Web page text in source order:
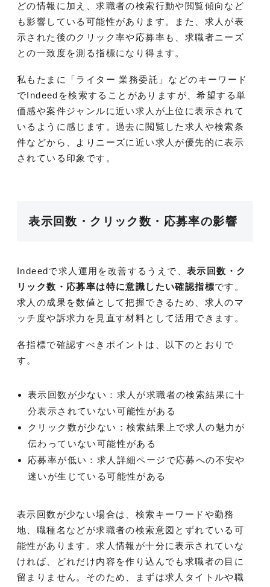
どの情報に加え、求職者の検索行動や閲覧傾向など
も影響している可能性があります。また、求人が表
示された後のクリック率や応募率も、求職者ニーズ
との一致度を測る指標になり得ます。
私もたまに「ライター 業務委託」などのキーワード
でIndeedを検索することがありますが、希望する単
価感や案件ジャンルに近い求人が上位に表示されて
いるように感じます。過去に閲覧した求人や検索条
件などから、よりニーズに近い求人が優先的に表示
されている印象です。
表示回数・クリック数・応募率の影響
Indeedで求人運用を改善するうえで、 表示回数・ク
リック数・応募率は特に意識したい確認指標です。
求人の成果を数値として把握できるため、求人のマ
ッチ度や訴求力を見直す材料として活用できます。
各指標で確認すべきポイントは、以下のとおりで
す。
表示回数が少ない：求人が求職者の検索結果に十
分表示されていない可能性がある
クリック数が少ない：検索結果上で求人の魅力が
伝わっていない可能性がある
応募率が低い：求人詳細ページで応募への不安や
迷いが生じている可能性がある
表示回数が少ない場合は、検索キーワードや勤務
地、職種名などが求職者の検索意図とずれている可
能性があります。求人情報が十分に表示されていな
ければ、どれだけ内容を作り込んでも求職者の目に
留まりません。そのため、まずは求人タイトルや職